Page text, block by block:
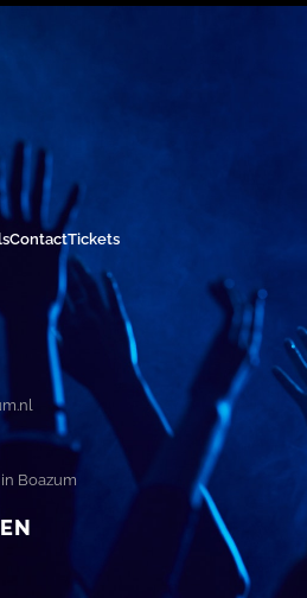
ContactTickets
Boazum